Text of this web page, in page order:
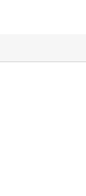
Перейти к основному